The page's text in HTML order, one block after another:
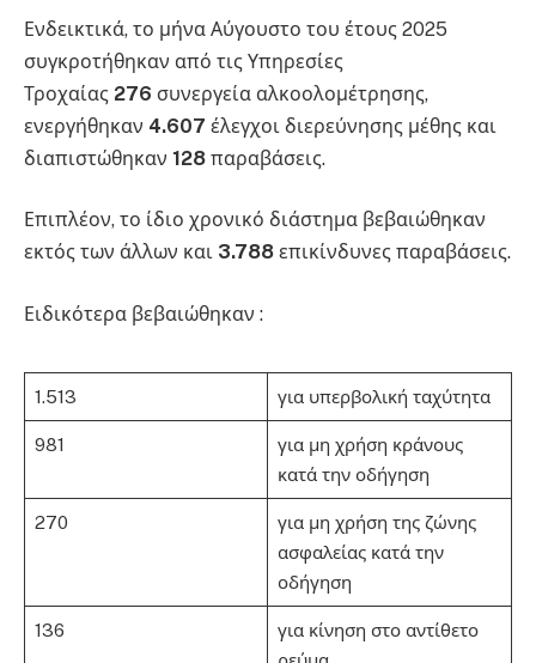
Ενδεικτικά, το μήνα Αύγουστο του έτους 2025
συγκροτήθηκαν από τις Υπηρεσίες
Τροχαίας 276 συνεργεία αλκοολομέτρησης,
ενεργήθηκαν 4.607 έλεγχοι διερεύνησης μέθης και
διαπιστώθηκαν 128 παραβάσεις.
Επιπλέον, το ίδιο χρονικό διάστημα βεβαιώθηκαν
εκτός των άλλων και 3.788 επικίνδυνες παραβάσεις.
Ειδικότερα βεβαιώθηκαν :
1.513 για υπερβολική ταχύτητα
981
για μη χρήση κράνους
κατά την οδήγηση
270
για μη χρήση της ζώνης
ασφαλείας κατά την
οδήγηση
136
για κίνηση στο αντίθετο